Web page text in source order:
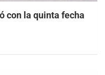
con la quinta fecha